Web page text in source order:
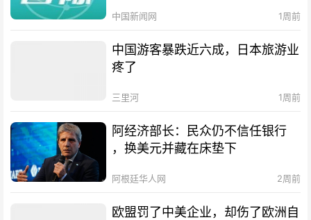
中国新闻网 1周前
中国游客暴跌近六成，日本旅游业
疼了
三里河 1周前
阿经济部长：民众仍不信任银行
，换美元并藏在床垫下
阿根廷华人网 2周前
欧盟罚了中美企业，却伤了欧洲自